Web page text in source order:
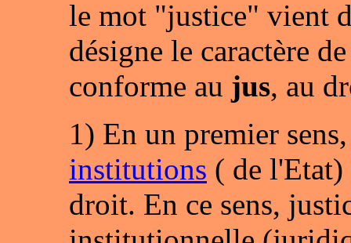
le mot "justice" vient
désigne le caractère
conforme au jus, au
1) En un premier
institutions ( de l'Etat)
droit. En ce sens,